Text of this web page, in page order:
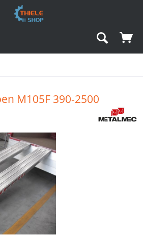
M105F 390-2500